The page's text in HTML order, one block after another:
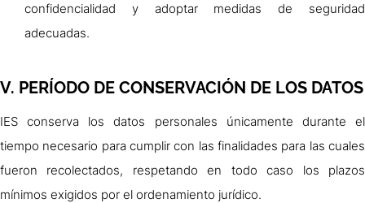
confidencialidad y adoptar medidas de seguridad
adecuadas.
V. PERÍODO DE CONSERVACIÓN DE LOS DATOS
IES conserva los datos personales únicamente durante el
tiempo necesario para cumplir con las finalidades para las cuales
fueron recolectados, respetando en todo caso los plazos
mínimos exigidos por el ordenamiento jurídico.